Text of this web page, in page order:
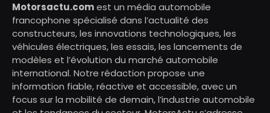
Motorsactu.comest un média automobile
francophone spécialisé dans l’actualité des
constructeurs, les innovations technologiques, les
véhicules électriques, les essais, les lancements de
modèles et l’évolution du marché automobile
international. Notre rédaction propose une
information fiable, réactive et accessible, avec un
focus sur la mobilité de demain, l’industrie automobile